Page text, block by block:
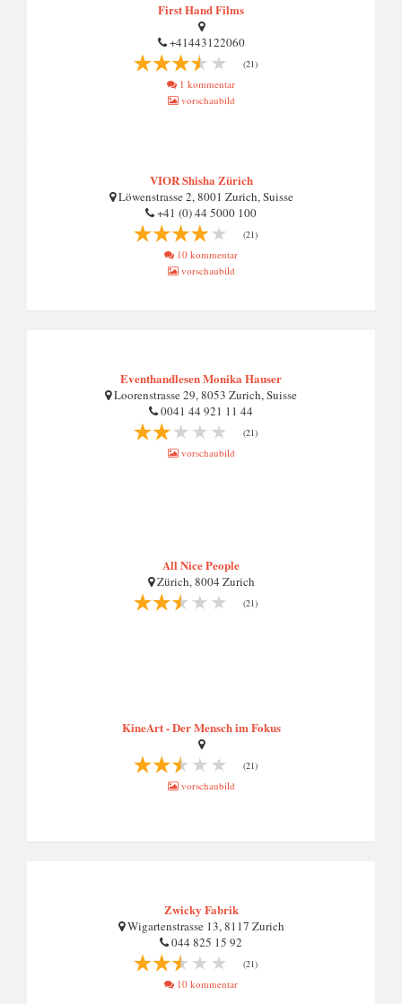
First Hand Films
+41443122060
(21)
1 kommentar
vorschaubild
VIOR Shisha Zürich
Löwenstrasse 2, 8001 Zurich, Suisse
+41 (0) 44 5000 100
(21)
10 kommentar
vorschaubild
Eventhandlesen Monika Hauser
Loorenstrasse 29, 8053 Zurich, Suisse
0041 44 921 11 44
(21)
vorschaubild
All Nice People
Zürich, 8004 Zurich
(21)
KineArt - Der Mensch im Fokus
(21)
vorschaubild
Zwicky Fabrik
Wigartenstrasse 13, 8117 Zurich
044 825 15 92
(21)
10 kommentar